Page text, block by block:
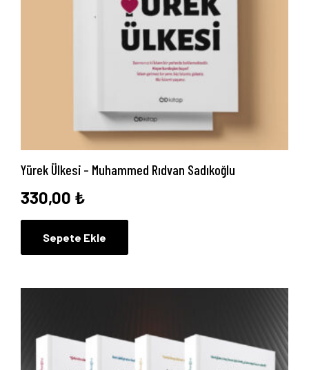
Yayın Paketlerimiz
Yayınlarımız
Blog
İletişim
Yürek Ülkesi – Muhammed Rıdvan Sadıkoğlu
330,00 ₺
Sepete Ekle